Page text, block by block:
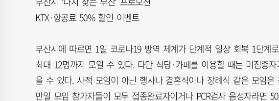
KTX·항공료 50% 할인 이벤트
부산시에 따르면 1일 코로나19 방역 체계가 단계적 일상 회복 1단계
최대 12명까지 모일 수 있다. 다만 식당·카페를 이용할 때는 미접종
을 수 있다. 사적 모임이 아닌 행사나 결혼식이나 장례식 같은 모임
만일 모임 참가자들이 모두 접종완료자이거나 PCR검사 음성자라면